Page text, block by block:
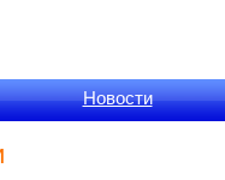
Новости